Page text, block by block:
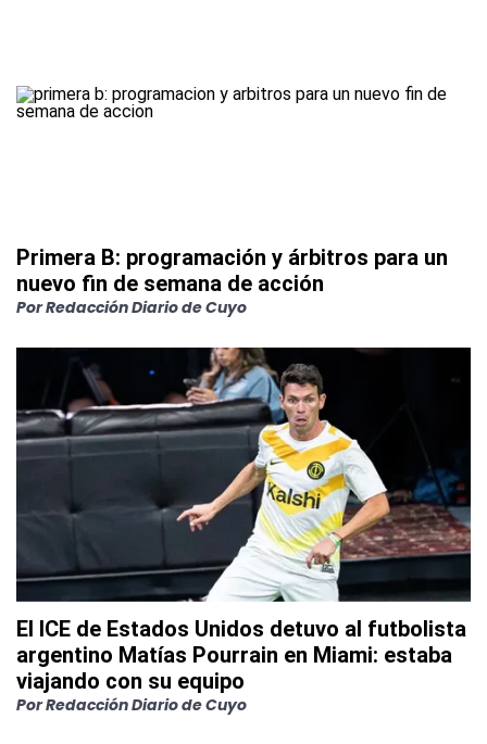
Primera B: programación y árbitros para un
nuevo fin de semana de acción
PorRedacción Diario de Cuyo
El ICE de Estados Unidos detuvo al futbolista
argentino Matías Pourrain en Miami: estaba
viajando con su equipo
PorRedacción Diario de Cuyo